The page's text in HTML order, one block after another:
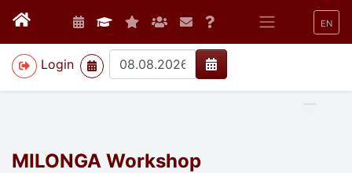
EN
Login
>
MILONGA Workshop